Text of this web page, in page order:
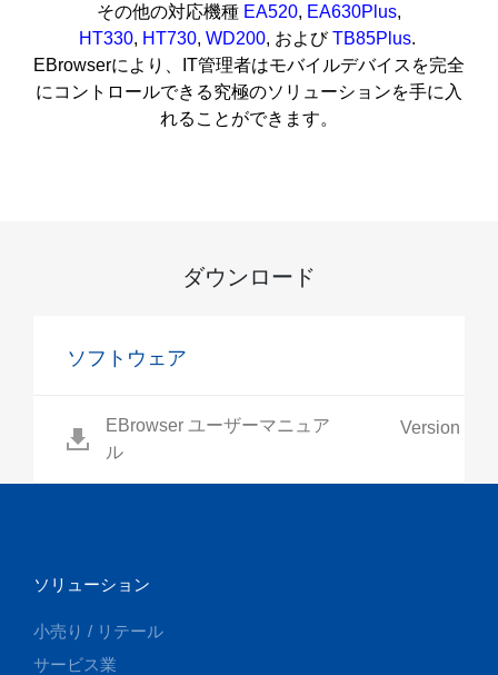
その他の対応機種 EA520, EA630Plus,
HT330, HT730, WD200, およびTB85Plus.
EBrowserにより、IT管理者はモバイルデバイスを完全
にコントロールできる究極のソリューションを手に入
れることができます。
ダウンロード
ソフトウェア
EBrowser ユーザーマニュア
ル
Version 1.0
ソリューション
小売り / リテール
サービス業